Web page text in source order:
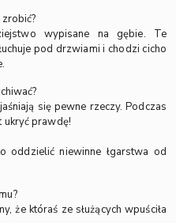
wypisane na gębie. Te
pod drzwiami i chodzi cicho
się pewne rzeczy. Podczas
prawdę!
oddzielić niewinne łgarstwa od
że któraś ze służących wpuściła